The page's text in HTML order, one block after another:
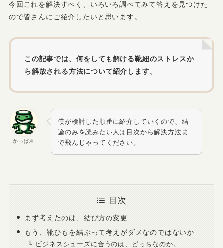
今回これを解決すべく、いろいろ調べてみて答えを見つけた
ので皆さんにご紹介したいと思います。
この記事では、何をしても解ける靴紐のストレスか
ら解放される方法について紹介します。
かっぱ君
僕が検討した順番に紹介していくので、結
論のみを読みたい人は目次から解決方法ま
で飛んじゃってください。
目次
まず考えたのは、結び方の変更
もう、靴ひもを結ぶって考えがダメなのではないか
ビジネスシューズに合うのは、どっちなのか。